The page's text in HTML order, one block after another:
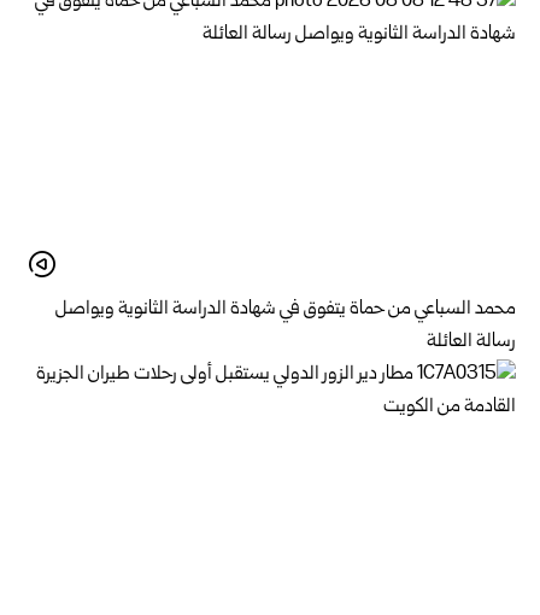
محمد السباعي من حماة يتفوق في شهادة الدراسة الثانوية ويواصل
رسالة العائلة